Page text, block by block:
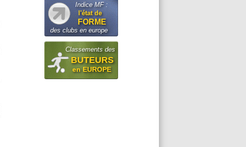
Indice MF :
l'état de
FORME
des clubs en europe
Classements des
BUTEURS
en EUROPE